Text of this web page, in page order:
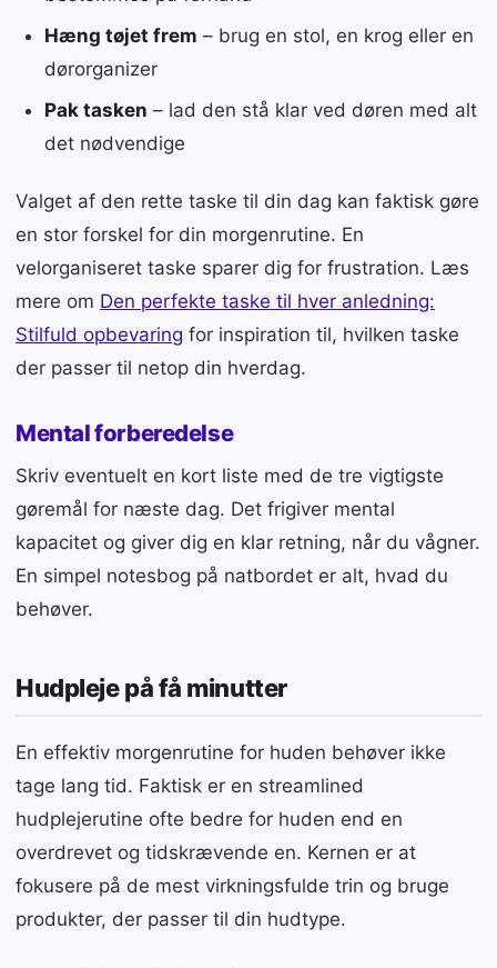
Hæng tøjet frem – brug en stol, en krog eller en
dørorganizer
Pak tasken – lad den stå klar ved døren med alt
det nødvendige
Valget af den rette taske til din dag kan faktisk gøre
en stor forskel for din morgenrutine. En
velorganiseret taske sparer dig for frustration. Læs
mere om Den perfekte taske til hver anledning:
Stilfuld opbevaring for inspiration til, hvilken taske
der passer til netop din hverdag.
Mental forberedelse
Skriv eventuelt en kort liste med de tre vigtigste
gøremål for næste dag. Det frigiver mental
kapacitet og giver dig en klar retning, når du vågner.
En simpel notesbog på natbordet er alt, hvad du
behøver.
Hudpleje på få minutter
En effektiv morgenrutine for huden behøver ikke
tage lang tid. Faktisk er en streamlined
hudplejerutine ofte bedre for huden end en
overdrevet og tidskrævende en. Kernen er at
fokusere på de mest virkningsfulde trin og bruge
produkter, der passer til din hudtype.